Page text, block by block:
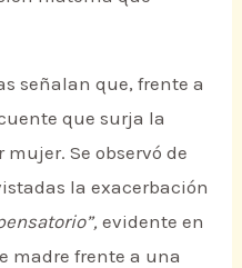
señalan que, frente a
que surja la
Se observó de
la exacerbación
evidente en
madre frente a una